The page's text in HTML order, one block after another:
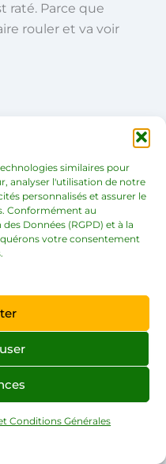
similaires pour
analyser l'utilisation de notre
personnalisés et assurer le
Conformément au
Données (RGPD) et à la
votre consentement
Conditions Générales
raté. Parce que
rouler et va voir